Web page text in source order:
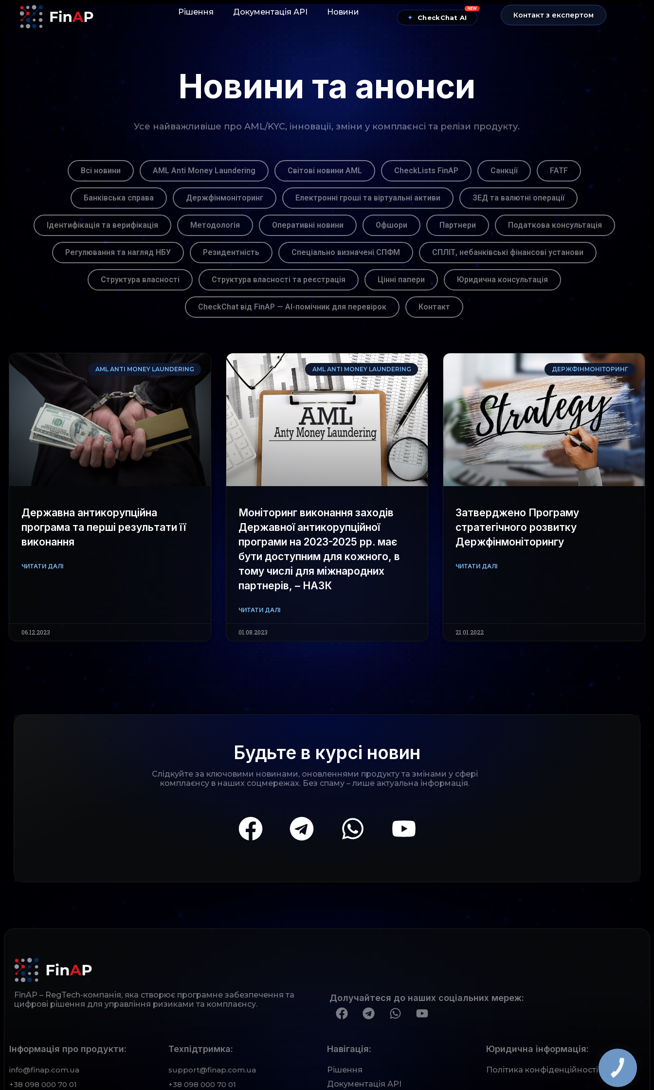
Рішення Документація АРІ Новини
✦ CheckChat AI
NEW
Контакт з експертом
Новини та анонси
Усе найважливіше про AML/KYC, інновації, зміни у комплаєнсі та релізи продукту.
Всі новини AML Anti Money Laundering Світові новини AML CheckLists FinAP Санкції FATF
Банківська справа Держфінмоніторинг Електронні гроші та віртуальні активи ЗЕД та валютні операції
Ідентифікація та верифікація Методологія Оперативні новини Офшори Партнери Податкова консультація
Регулювання та нагляд НБУ Резидентність Спеціально визначені СПФМ СПЛІТ, небанківські фінансові установи
Структура власності Структура власності та реєстрація Цінні папери Юридична консультація
CheckChat від FinAP — AI-помічник для перевірок Контакт
AML ANTI MONEY LAUNDERING
Державна антикорупційна
програма та перші результати її
виконання
ЧИТАТИ ДАЛІ
06.12.2023
AML ANTI MONEY LAUNDERING
Моніторинг виконання заходів
Державної антикорупційної
програми на 2023-2025 рр. має
бути доступним для кожного, в
тому числі для міжнародних
партнерів, – НАЗК
ЧИТАТИ ДАЛІ
01.08.2023
ДЕРЖФІНМОНІТОРИНГ
Затверджено Програму
стратегічного розвитку
Держфінмоніторингу
ЧИТАТИ ДАЛІ
21.01.2022
Будьте в курсі новин
Слідкуйте за ключовими новинами, оновленнями продукту та змінами у сфері
комплаєнсу в наших соцмережах. Без спаму – лише актуальна інформація.
FinAP – RegTech-компанія, яка створює програмне забезпечення та
цифрові рішення для управління ризиками та комплаєнсу.
Долучайтеся до наших соціальних мереж:
Інформація про продукти:
info@finap.com.ua
+38 098 000 70 01
Техпідтримка:
support@finap.com.ua
+38 098 000 70 01
Рішення
Документація АРІ
Навігація: Юридична інформація:
Політика конфіденційності